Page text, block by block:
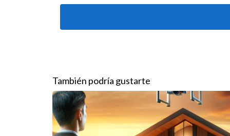
empresariales y sus equipos estén bien
Las organizaciones deben implementar
Desarrollo de canales de comunicación
Negociación ética y
La ética en las negociaciones no solo es una
También podría gustarte